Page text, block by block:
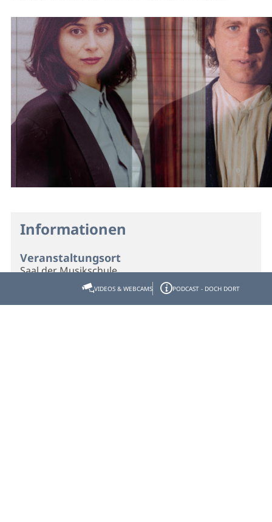
Informationen
Veranstaltungsort
Saal der Musikschule
Untermarkt 64
VIDEOS & WEBCAMS PODCAST - DOCH DORT